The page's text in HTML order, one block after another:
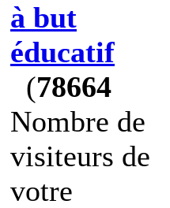
à but
éducatif
(78664
Nombre de
visiteurs de
votre